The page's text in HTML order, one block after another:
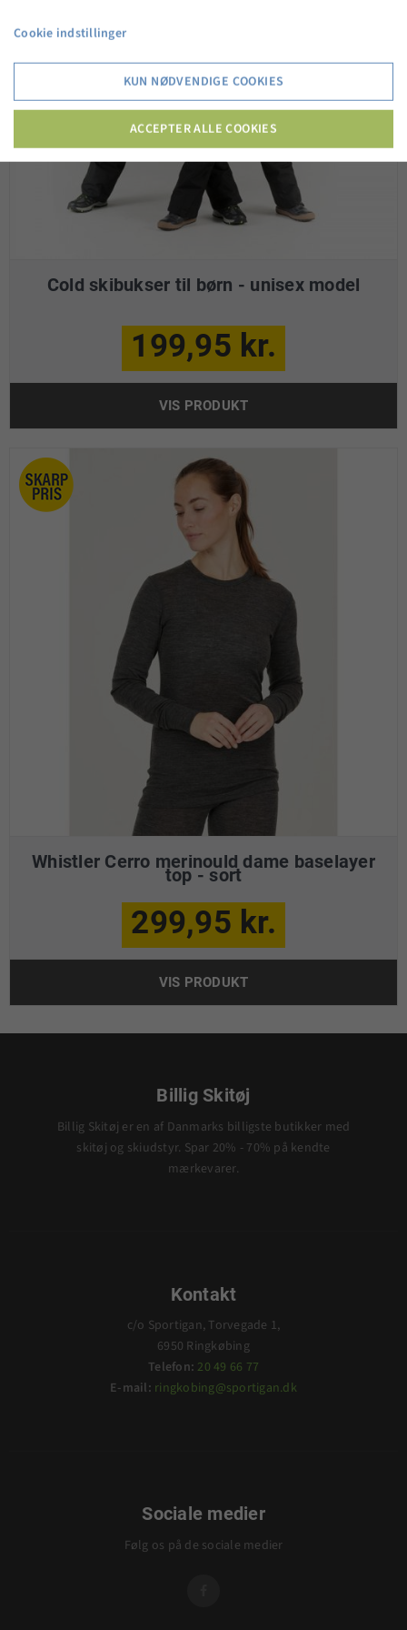
Cold skibukser til børn - unisex model
199,95 kr.
VIS PRODUKT
Whistler Cerro merinould dame baselayer
top - sort
299,95 kr.
VIS PRODUKT
Billig Skitøj
Billig Skitøj er en af Danmarks billigste butikker med
skitøj og skiudstyr. Spar 20% - 70% på kendte
mærkevarer.
Kontakt
c/o Sportigan, Torvegade 1,
6950 Ringkøbing
Telefon: 20 49 66 77
E-mail: ringkobing@sportigan.dk
Sociale medier
Følg os på de sociale medier
Cookie indstillinger
KUN NØDVENDIGE COOKIES
ACCEPTER ALLE COOKIES